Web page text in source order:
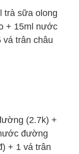
trà sữa olong
+ 15ml nước
trân châu
(2.7k) +
đường
+ 1 vá trân